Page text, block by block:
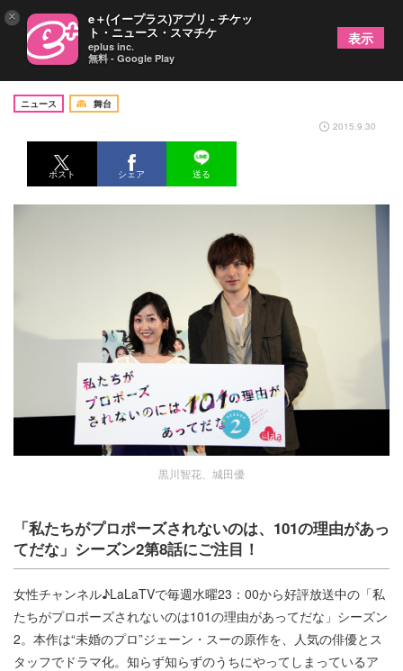
城田優がドラマ監督、初挑戦！
ニュース
舞台
2015.9.30
ポスト シェア 送る
黒川智花、城田優
「私たちがプロポーズされないのは、101の理由があっ
てだな」シーズン2第8話にご注目！
女性チャンネル♪LaLaTVで毎週水曜23：00から好評放送中の「私
たちがプロポーズされないのは101の理由があってだな」シーズン
2。本作は“未婚のプロ”ジェーン・スーの原作を、人気の俳優とス
タッフでドラマ化。知らず知らずのうちにやってしまっているア
× e＋(イープラス)アプリ - チケッ
ト・ニュース・スマチケ
eplus inc.
無料 - Google Play
表示